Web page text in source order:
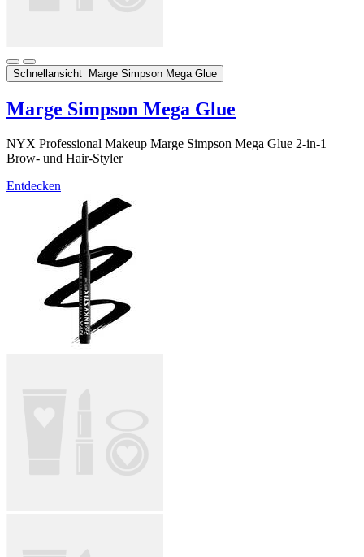
Schnellansicht Marge Simpson Mega Glue
Marge Simpson Mega Glue
NYX Professional Makeup Marge Simpson Mega Glue 2-in-1
Brow- und Hair-Styler
Entdecken